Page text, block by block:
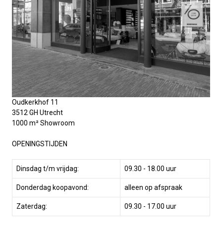
Oudkerkhof 11
3512 GH Utrecht
1000 m² Showroom
OPENINGSTIJDEN
Dinsdag t/m vrijdag: 09.30 - 18.00 uur
Donderdag koopavond: alleen op afspraak
Zaterdag: 09.30 - 17.00 uur